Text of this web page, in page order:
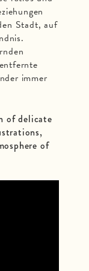
Stadt, auf
immer
of delicate
of